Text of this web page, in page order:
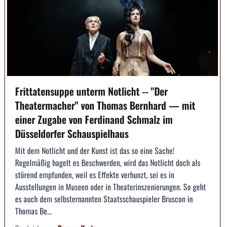
Frittatensuppe unterm Notlicht -- "Der
Theatermacher" von Thomas Bernhard — mit
einer Zugabe von Ferdinand Schmalz im
Düsseldorfer Schauspielhaus
Mit dem Notlicht und der Kunst ist das so eine Sache!
Regelmäßig hagelt es Beschwerden, wird das Notlicht doch als
störend empfunden, weil es Effekte verhunzt, sei es in
Ausstellungen in Museen oder in Theaterinszenierungen. So geht
es auch dem selbsternannten Staatsschauspieler Bruscon in
Thomas Be...